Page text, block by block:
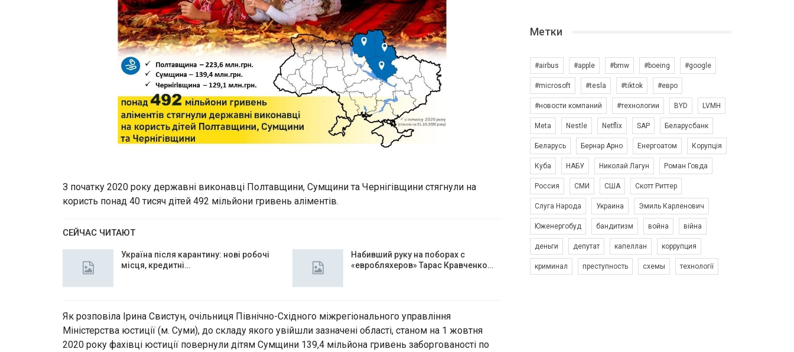
З початку 2020 року державні виконавці Полтавщини, Сумщини та Чернігівщини стягнули на
користь понад 40 тисяч дітей 492 мільйони гривень аліментів.
СЕЙЧАС ЧИТАЮТ
Україна після карантину: нові робочі
місця, кредитні…
Набивший руку на поборах с
«евробляхеров» Тарас Кравченко…
Як розповіла Ірина Свистун, очільниця Північно-Східного міжрегіонального управління
Міністерства юстиції (м. Суми), до складу якого увійшли зазначені області, станом на 1 жовтня
2020 року фахівці юстиції повернули дітям Сумщини 139,4 мільйона гривень заборгованості по
Метки
#airbus #apple #bmw #boeing #google
#microsoft #tesla #tiktok #евро
#новости компаний #технологии BYD LVMH
Meta Nestle Netflix SAP Беларусбанк
Беларусь Бернар Арно Енергоатом Корупція
Куба НАБУ Николай Лагун Роман Говда
Россия СМИ США Скотт Риттер
Слуга Народа Украина Эмиль Карленович
Юженергобуд бандитизм война війна
деньги депутат капеллан коррупция
криминал преступность схемы технології